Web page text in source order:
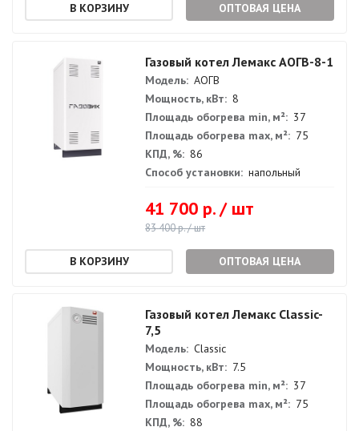
ОПТОВАЯ ЦЕНА
Газовый котел Лемакс АОГВ-8-1
Модель: АОГВ
Мощность, кВт: 8
Площадь обогрева min, м²: 37
Площадь обогрева max, м²: 75
КПД, %: 86
Способ установки: напольный
41 700 р. / шт
83 400 р. / шт
ОПТОВАЯ ЦЕНА
Газовый котел Лемакс Classic-
7,5
Модель: Classic
Мощность, кВт: 7.5
Площадь обогрева min, м²: 37
Площадь обогрева max, м²: 75
КПД, %: 88